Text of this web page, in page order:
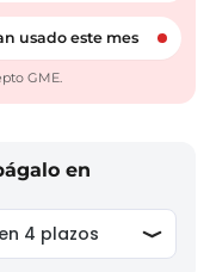
usado este mes
GME.
en